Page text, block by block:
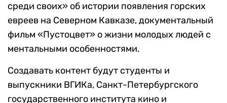
среди своих» об истории появления горских
евреев на Северном Кавказе, документальный
фильм «Пустоцвет» о жизни молодых людей с
ментальными особенностями.
Создавать контент будут студенты и
выпускники ВГИКа, Санкт-Петербургского
государственного института кино и